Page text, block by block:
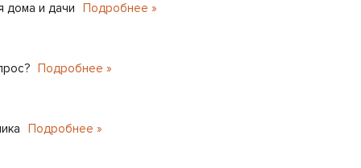
дома и дачи Подробнее »
Подробнее »
Подробнее »